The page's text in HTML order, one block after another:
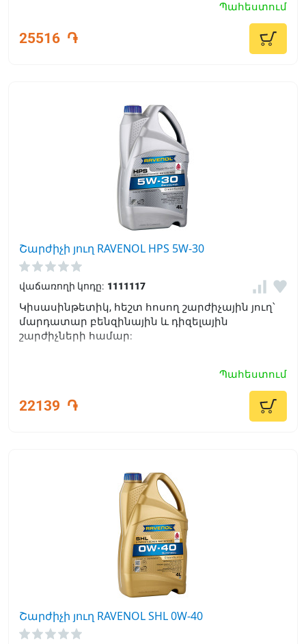
Պահեստում
25516 ֏
Շարժիչի յուղ RAVENOL HPS 5W-30
վաճառողի կոդը: 1111117
Կիսասինթետիկ, հեշտ հոսող շարժիչային յուղ՝
մարդատար բենզինային և դիզելային
շարժիչների համար:
Պահեստում
22139 ֏
Շարժիչի յուղ RAVENOL SHL 0W-40